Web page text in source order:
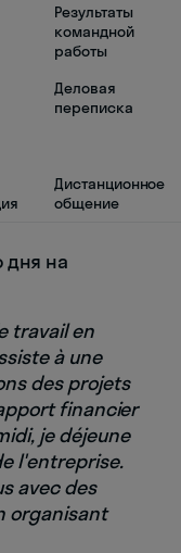
Результаты
командной
работы
Деловая
переписка
Дистанционное
общение
дня на
travail en
à une
des projets
financier
je déjeune
l'entreprise.
avec des
organisant